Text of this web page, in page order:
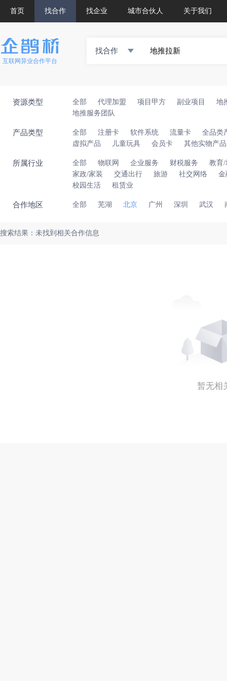
首页 找合作 找企业 城市合伙人 关于我们
互联网异业合作平台
找合作
资源类型 全部 代理加盟 项目甲方 副业项目
地
地推服务团队
产品类型 全部 注册卡 软件系统 流量卡
全品类
虚拟产品
儿童玩具 会员卡 其他实物产品
所属行业 全部 物联网 企业服务 财税服务
教育/
家政/家装
交通出行 旅游 社交网络
金
校园生活
租赁业
合作地区 全部 芜湖 北京 广州 深圳 武汉
搜索结果：未找到相关合作信息
暂无相